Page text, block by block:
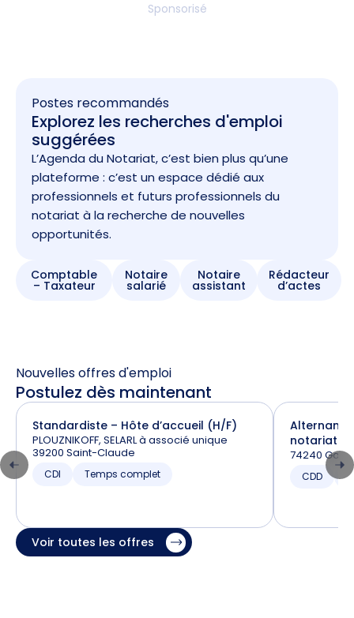
Sponsorisé
Postes recommandés
Explorez les recherches d'emploi
suggérées
L’Agenda du Notariat, c’est bien plus qu’une
plateforme : c’est un espace dédié aux
professionnels et futurs professionnels du
notariat à la recherche de nouvelles
opportunités.
Comptable
– Taxateur
Notaire
salarié
Notaire
assistant
Rédacteur
d’actes
Nouvelles offres d'emploi
Postulez dès maintenant
Standardiste – Hôte d’accueil (H/F)
PLOUZNIKOFF, SELARL à associé unique
39200 Saint-Claude
CDI Temps complet
notariat
74240
CDD
Voir toutes les offres